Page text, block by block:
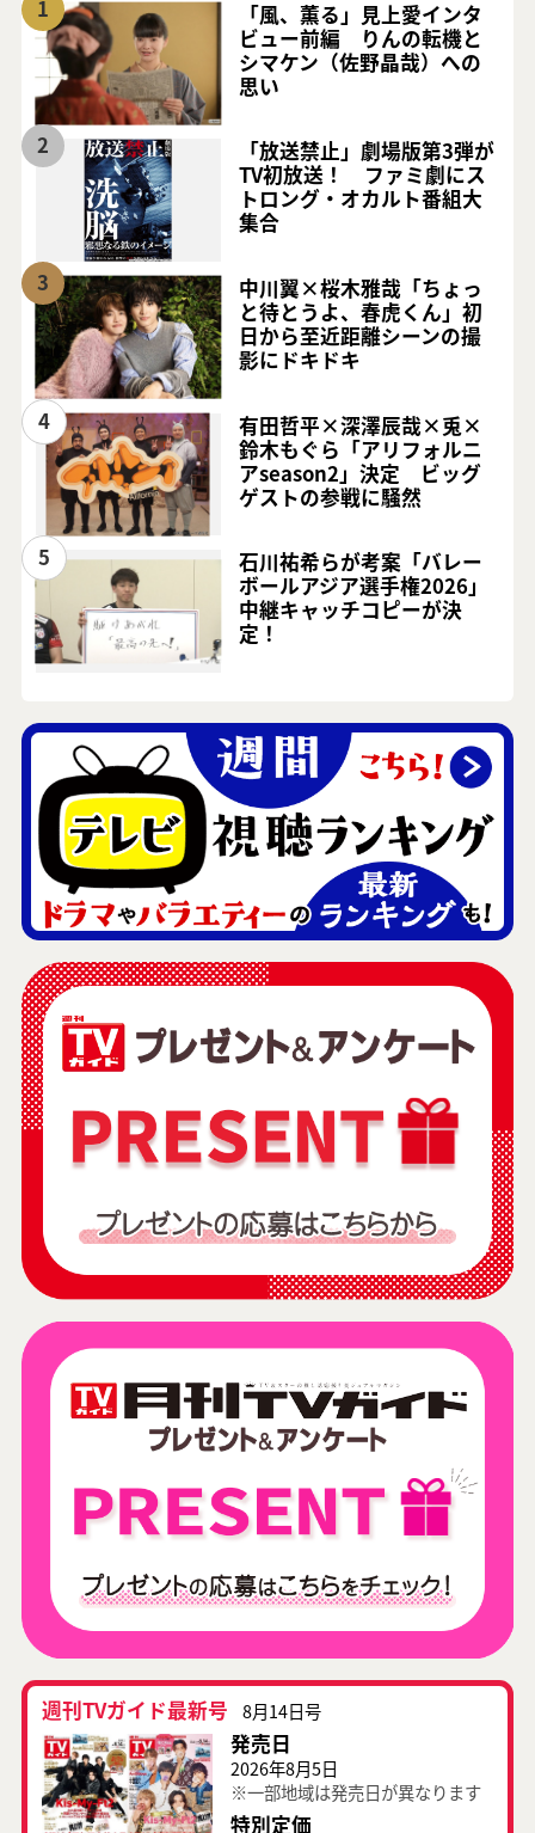
1
「風、薫る」見上愛インタ
ビュー前編 りんの転機と
シマケン（佐野晶哉）への
思い
2
「放送禁止」劇場版第3弾が
TV初放送！ ファミ劇にス
トロング・オカルト番組大
集合
3
中川翼×桜木雅哉「ちょっ
と待とうよ、春虎くん」初
日から至近距離シーンの撮
影にドキドキ
4
有田哲平×深澤辰哉×兎×
鈴木もぐら「アリフォルニ
アseason2」決定 ビッグ
ゲストの参戦に騒然
5
石川祐希らが考案「バレー
ボールアジア選手権2026」
中継キャッチコピーが決
定！
週刊TVガイド最新号 8月14日号
発売日
2026年8月5日
※一部地域は発売日が異なります
特別定価